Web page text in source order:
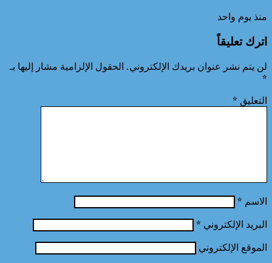
منذ يوم واحد
اترك تعليقاً
لن يتم نشر عنوان بريدك الإلكتروني. الحقول الإلزامية مشار إليها بـ
*
التعليق *
الاسم *
البريد الإلكتروني *
الموقع الإلكتروني